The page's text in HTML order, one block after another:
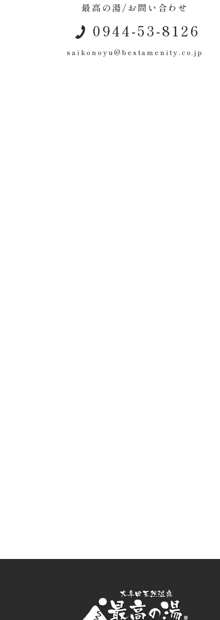
最高の湯/お問い合わせ
0944-53-8126
saikonoyu@bestamenity.co.jp